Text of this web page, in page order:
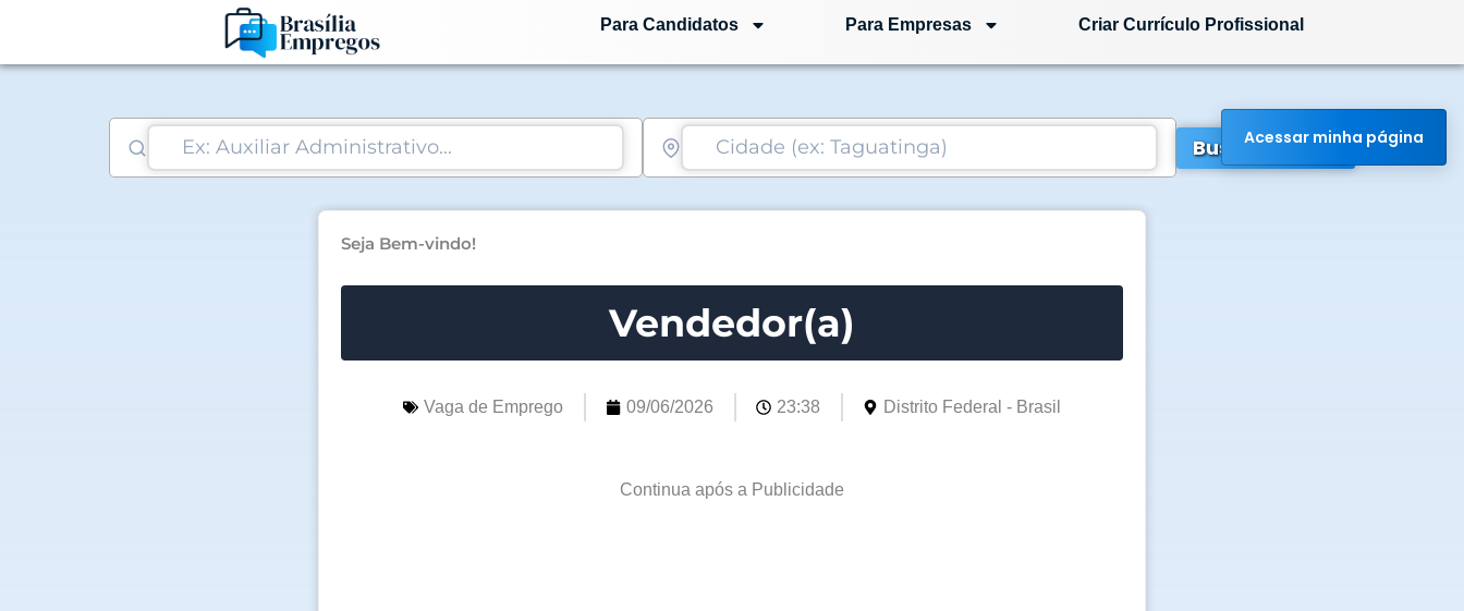
o
Para Candidatos Para Empresas Criar Currículo Profissional
Buscar Vagas
Seja Bem-vindo!
Vendedor(a)
Vaga de Emprego 09/06/2026 23:38 Distrito Federal - Brasil
Continua após a Publicidade
Acessar minha página